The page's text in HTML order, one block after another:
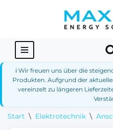
springen
ℹ️ Wir freuen uns über die
Produkten. Aufgrund der
vereinzelt zu längeren
Start \ Elektrotechnik \